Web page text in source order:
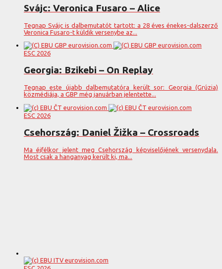
Svájc: Veronica Fusaro – Alice
Tegnap Svájc is dalbemutatót tartott: a 28 éves énekes-dalszerző
Veronica Fusaro-t küldik versenybe az...
ESC 2026
Georgia: Bzikebi – On Replay
Tegnap este újabb dalbemutatóra került sor: Georgia (Grúzia)
közmédiája, a GBP még januárban jelentette...
ESC 2026
Csehország: Daniel Žižka – Crossroads
Ma éjfélkor jelent meg Csehország képviselőjének versenydala.
Most csak a hanganyag került ki, ma...